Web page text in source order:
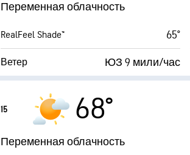
Точка росы
AccuLumen Brightness 5
Переменная облачность
RealFeel Shade™ 65°
Ветер ЮЗ 9 мили/час
Влажность
Точка росы
15 68°
Переменная облачность